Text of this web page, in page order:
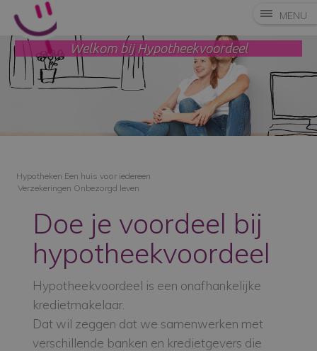
MENU
Welkom bij Hypotheekvoordeel
Hypotheken Een huis voor iedereen
Verzekeringen Onbezorgd leven
Doe je voordeel bij
hypotheekvoordeel
Hypotheekvoordeel is een onafhankelijke
kredietmakelaar.
Dat wil zeggen dat we samenwerken met
verschillende banken en kredietgevers die